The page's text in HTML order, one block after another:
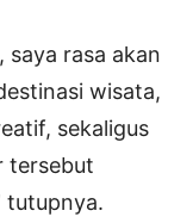
saya rasa akan
wisata,
sekaligus
tersebut
tutupnya.